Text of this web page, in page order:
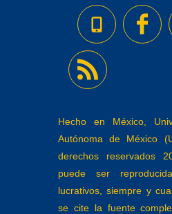
Hecho en México,
Autónoma de México
derechos reservados
puede ser
lucrativos, siempre y
se cite la fuente